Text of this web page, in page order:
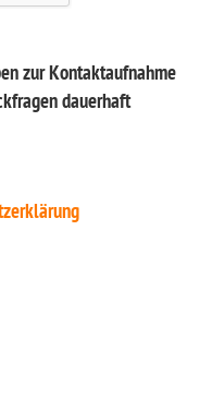
zur Kontaktaufnahme
dauerhaft